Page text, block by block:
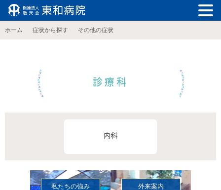
ホーム 症状から探す その他の症状
診療科
内科
私たちの強み 外来案内